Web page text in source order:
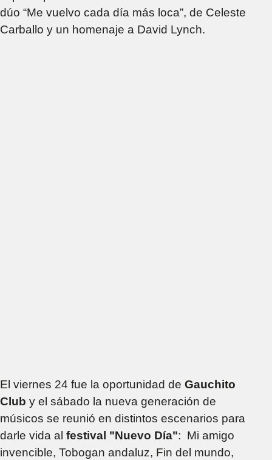
dúo “Me vuelvo cada día más loca”, de Celeste
Carballo y un homenaje a David Lynch.
El viernes 24 fue la oportunidad de Gauchito
Club y el sábado la nueva generación de
músicos se reunió en distintos escenarios para
darle vida al festival "Nuevo Día": Mi amigo
invencible, Tobogan andaluz, Fin del mundo,